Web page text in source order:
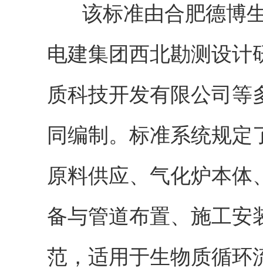
该标准由合肥德博生
电建集团西北勘测设计
质科技开发有限公司等
同编制。标准系统规
原料供应、气化炉本体
备与管道布置、施工安
范，适用于生物质循环